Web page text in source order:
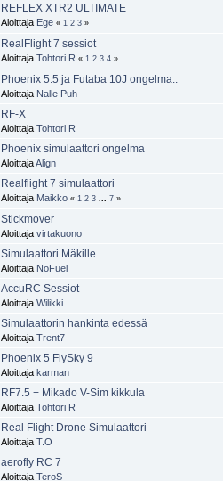
REFLEX XTR2 ULTIMATE
Aloittaja Ege « 1 2 3 »
RealFlight 7 sessiot
AloittajaTohtori R « 1 2 3 4 »
Phoenix 5.5 ja Futaba 10J ongelma..
Aloittaja Nalle Puh
RF-X
AloittajaTohtori R
Phoenix simulaattori ongelma
AloittajaAlign
Realflight 7 simulaattori
Aloittaja Maikko « 1 2 3 ...7 »
Stickmover
Aloittajavirtakuono
Simulaattori Mäkille.
Aloittaja NoFuel
AccuRC Sessiot
AloittajaWilikki
Simulaattorin hankinta edessä
AloittajaTrent7
Phoenix 5 FlySky 9
Aloittajakarman
RF7.5 + Mikado V-Sim kikkula
AloittajaTohtori R
Real Flight Drone Simulaattori
AloittajaT.O
aerofly RC 7
AloittajaTeroS